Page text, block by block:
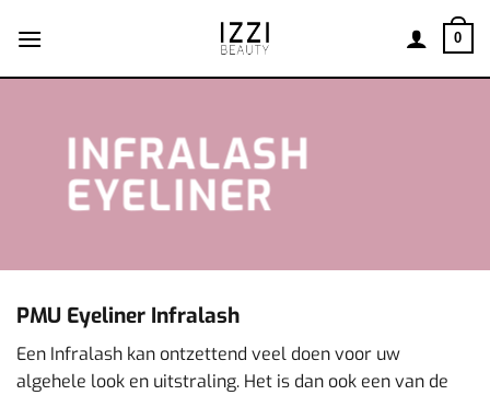
naar
0
INFRALASH
EYELINER
PMU Eyeliner Infralash
Een Infralash kan ontzettend veel doen voor uw
algehele look en uitstraling. Het is dan ook een van de